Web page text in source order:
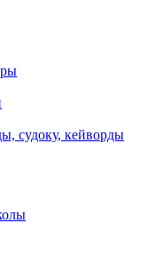
судоку, кейворды